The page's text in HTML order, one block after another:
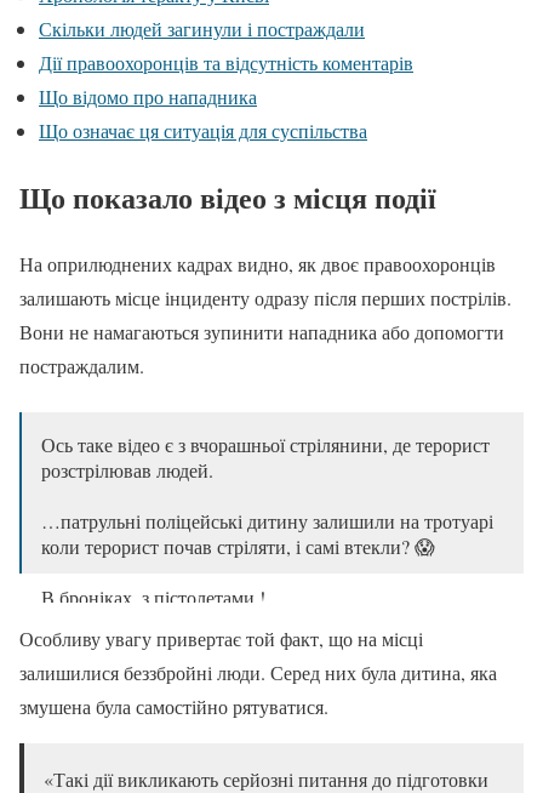
Скільки людей загинули і постраждали
Дії правоохоронців та відсутність коментарів
Що відомо про нападника
Що означає ця ситуація для суспільства
Що показало відео з місця події
На оприлюднених кадрах видно, як двоє правоохоронців
залишають місце інциденту одразу після перших пострілів.
Вони не намагаються зупинити нападника або допомогти
постраждалим.
Ось таке відео є з вчорашньої стрілянини, де терорист
розстрілював людей.
…патрульні поліцейські дитину залишили на тротуарі
коли терорист почав стріляти, і самі втекли? 😱
В броніках, з пістолетами !
Не відбігли з лінії вогню і сховавшись за авто почали
відстрілюватись по…pic.twitter.com/veVioS7dhj
— BARMENY (@barmeny_ua)April 19, 2026
Особливу увагу привертає той факт, що на місці
залишилися беззбройні люди. Серед них була дитина, яка
змушена була самостійно рятуватися.
«Такі дії викликають серйозні питання до підготовки